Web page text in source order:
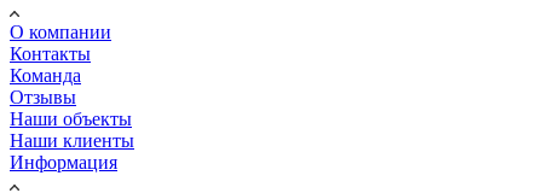
О компании
Контакты
Команда
Отзывы
Наши объекты
Наши клиенты
Информация